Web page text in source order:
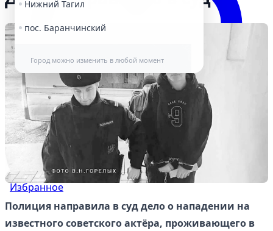
Нижний Тагил
пос. Баранчинский
Город можно изменить в любой момент
Избранное
Полиция направила в суд дело о нападении на
известного советского актёра, проживающего в